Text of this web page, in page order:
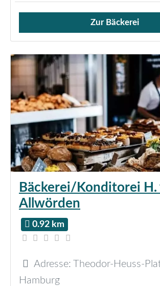
Verkauf von Brötchen,
Zur Bäckerei
Bäckerei/Konditorei H.
Allwörden
0.92 km
Adresse: Theodor-Heuss-
Hamburg